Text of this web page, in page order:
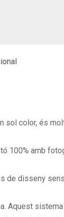
sol color, és
100% amb
de disseny
Aquest